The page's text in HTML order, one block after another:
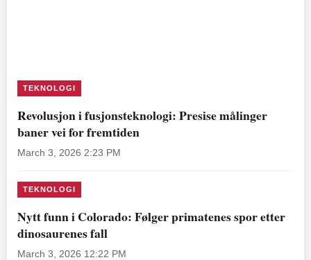
TEKNOLOGI
Revolusjon i fusjonsteknologi: Presise målinger
baner vei for fremtiden
March 3, 2026 2:23 PM
TEKNOLOGI
Nytt funn i Colorado: Følger primatenes spor etter
dinosaurenes fall
March 3, 2026 12:22 PM